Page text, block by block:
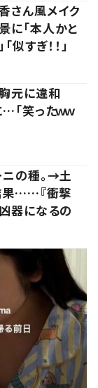
さん風メイク
「本人かと
似すぎ！！」
元に違和
笑ったｗｗ
ニの種。→土
果……『衝撃
器になるの